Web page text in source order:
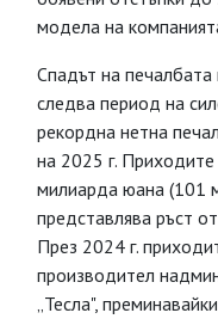
модела на
Спадът на
следва период на
рекордна нетна
на 2025 г.
милиарда юана (101
представлява ръст
През 2024 г.
производител
„Тесла",